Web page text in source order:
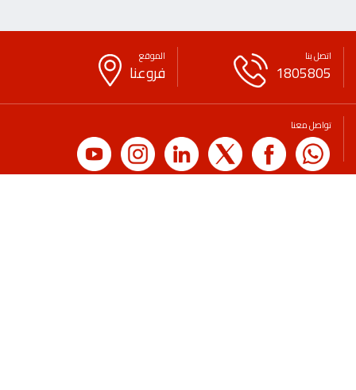
اتصل بنا
1805805
الموقع
فروعنا
تواصل معنا